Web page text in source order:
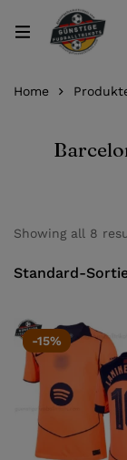
Home
Showing all 8
Standard-
-15%